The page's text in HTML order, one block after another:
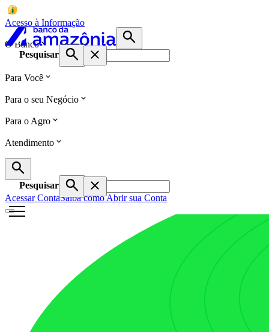
Acesso à Informação
O Banco
Pesquisar
Para Você
Para o seu Negócio
Para o Agro
Atendimento
Pesquisar
Acessar ContaSaiba como Abrir sua Conta